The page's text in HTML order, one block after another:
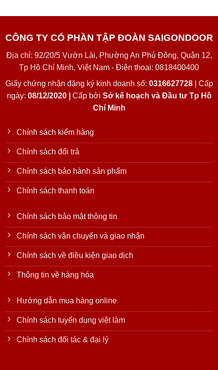
CÔNG TY CỔ PHẦN TẬP ĐOÀN SAIGONDOOR
Địa chỉ: 92/20/5 Vườn Lài, Phường An Phú Đông, Quận 12,
Tp Hồ Chí Minh, Việt Nam - Điện thoại: 0818400400
Giấy chứng nhận đăng ký kinh doanh số: 0316627728| Cấp
ngày: 08/12/2020 | Cấp bởi Sở kế hoạch và Đầu tư Tp Hồ
Chí Minh
Chính sách kiểm hàng
Chính sách đổi trả
Chính sách bảo hành sản phẩm
Chính sách thanh toán
Chính sách bảo mật thông tin
Chính sách vận chuyển và giao nhận
Chính sách về điều kiện giao dịch
Thông tin về hàng hóa
Hướng dẫn mua hàng online
Chính sách tuyển dụng việt làm
Chính sách đối tác & đại lý